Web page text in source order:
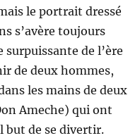
le portrait dressé
s’avère toujours
surpuissante de l’ère
de deux hommes,
les mains de deux
Ameche) qui ont
but de se divertir.